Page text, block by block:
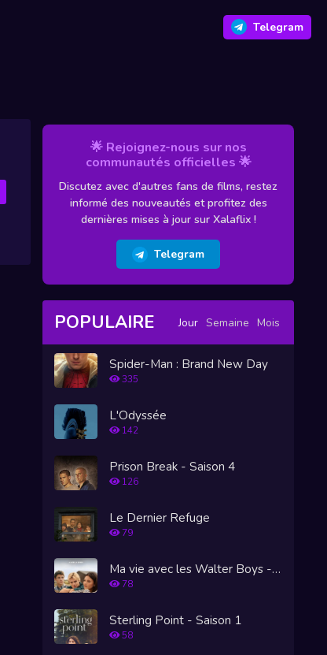
Telegram
🌟 Rejoignez-nous sur nos
communautés officielles 🌟
Discutez avec d'autres fans de films, restez
informé des nouveautés et profitez des
dernières mises à jour sur Xalaflix !
Telegram
POPULAIRE Jour Semaine Mois
Spider-Man : Brand New Day
335
L'Odyssée
142
Prison Break - Saison 4
126
Le Dernier Refuge
79
Ma vie avec les Walter Boys - Saison 3
78
Sterling Point - Saison 1
58